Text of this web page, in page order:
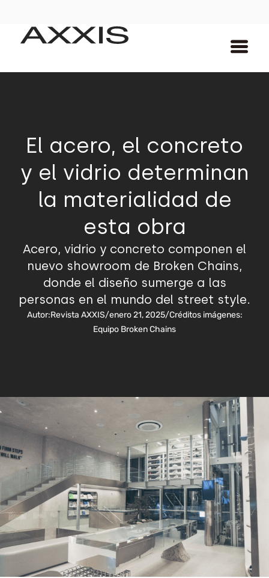
El acero, el concreto
y el vidrio determinan
la materialidad de
esta obra
Acero, vidrio y concreto componen el
nuevo showroom de Broken Chains,
donde el diseño sumerge a las
personas en el mundo del street style.
Autor:Revista AXXIS/enero 21, 2025/Créditos imágenes:
Equipo Broken Chains